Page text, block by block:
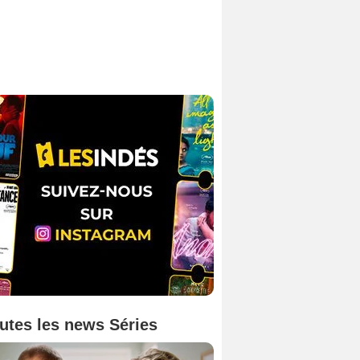
les news Séries